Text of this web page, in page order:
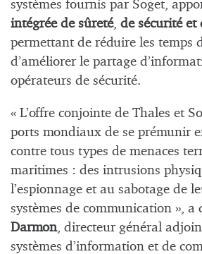
systèmes fournis par Soget,
intégrée de sûreté, de sécurité et
permettant de réduire les temps
d’améliorer le partage
opérateurs de sécurité.
« L’offre conjointe de Thales et
ports mondiaux de se prémunir
contre tous types de menaces
maritimes : des intrusions
l’espionnage et au sabotage de
systèmes de communication », a
Darmon, directeur général
systèmes d’information et de